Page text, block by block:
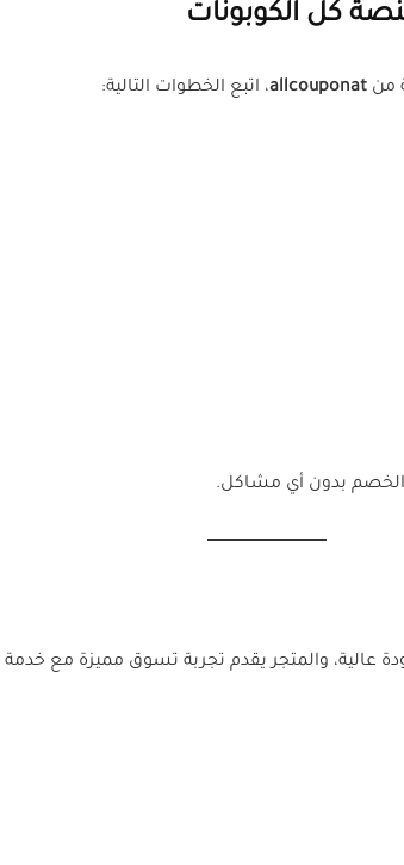
كل الكوبونات
من allcouponat، اتبع الخطوات التالية:
بدون أي مشاكل.
والمتجر يقدم تجربة تسوق مميزة مع